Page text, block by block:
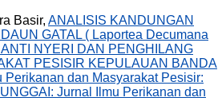
Basir, ANALISIS KANDUNGAN
GATAL ( Laportea Decumana
NYERI DAN PENGHILANG
PESISIR KEPULAUAN BANDA
Perikanan dan Masyarakat Pesisir:
Jurnal Ilmu Perikanan dan